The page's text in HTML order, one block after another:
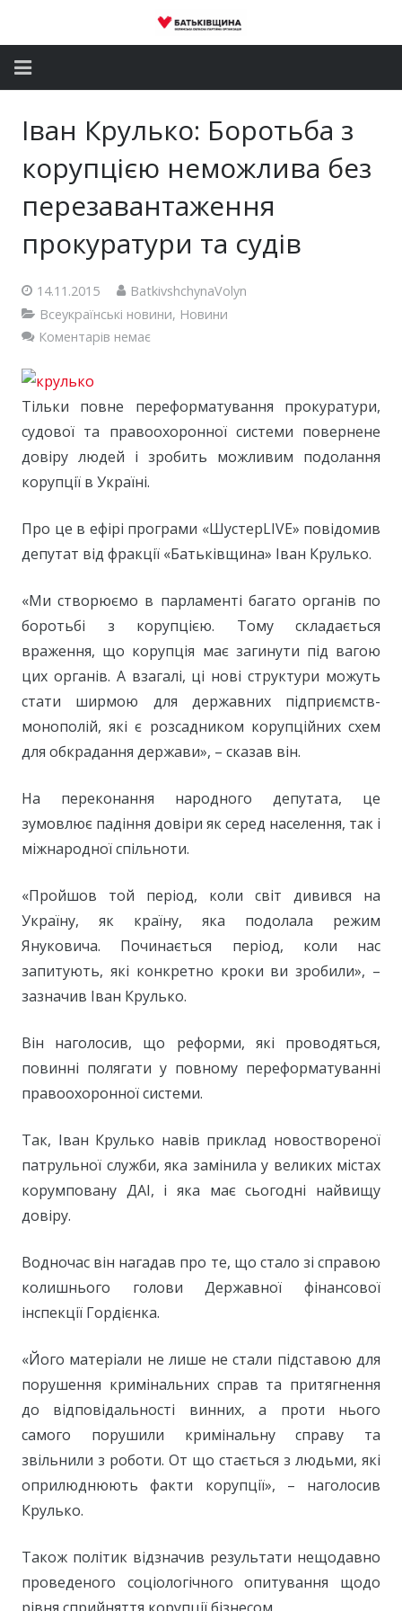
Депутатський корпус
Контакти
Іван Крулько: Боротьба з
корупцією неможлива без
перезавантаження
прокуратури та судів
14.11.2015
BatkivshchynaVolyn
Всеукраїнські новини, Новини
Коментарів немає
Тільки повне переформатування прокуратури,
судової та правоохоронної системи повернене
довіру людей і зробить можливим подолання
корупції в Україні.
Про це в ефірі програми «ШустерLIVE» повідомив
депутат від фракції «Батьківщина» Іван Крулько.
«Ми створюємо в парламенті багато органів по
боротьбі з корупцією. Тому складається
враження, що корупція має загинути під вагою
цих органів. А взагалі, ці нові структури можуть
стати ширмою для державних підприємств-
монополій, які є розсадником корупційних схем
для обкрадання держави», – сказав він.
На переконання народного депутата, це
зумовлює падіння довіри як серед населення, так і
міжнародної спільноти.
«Пройшов той період, коли світ дивився на
Україну, як країну, яка подолала режим
Януковича. Починається період, коли нас
запитують, які конкретно кроки ви зробили», –
зазначив Іван Крулько.
Він наголосив, що реформи, які проводяться,
повинні полягати у повному переформатуванні
правоохоронної системи.
Так, Іван Крулько навів приклад новоствореної
патрульної служби, яка замінила у великих містах
корумповану ДАІ, і яка має сьогодні найвищу
довіру.
Водночас він нагадав про те, що стало зі справою
колишнього голови Державної фінансової
інспекції Гордієнка.
«Його матеріали не лише не стали підставою для
порушення кримінальних справ та притягнення
до відповідальності винних, а проти нього
самого порушили кримінальну справу та
звільнили з роботи. От що стається з людьми, які
оприлюднюють факти корупції», – наголосив
Крулько.
Також політик відзначив результати нещодавно
проведеного соціологічного опитування щодо